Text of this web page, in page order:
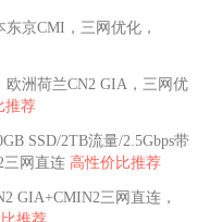
京CMI，三网优化，
欧洲荷兰CN2 GIA，三网优
推荐
SSD/2TB流量/2.5Gbps带
三网直连 高性价比推荐
GIA+CMIN2三网直连，
推荐